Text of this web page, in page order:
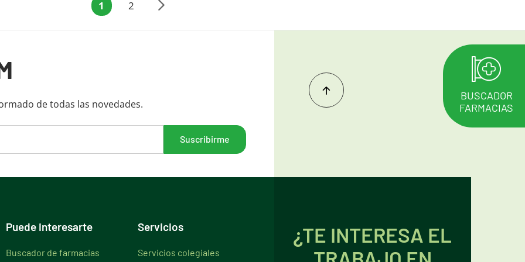
cefaleas, falta de concentración, falta
1 2
BUSCADOR
FARMACIAS
de todas las novedades.
Puede interesarte
Buscador de farmacias
Servicios
Servicios colegiales
¿TE INTERESA EL